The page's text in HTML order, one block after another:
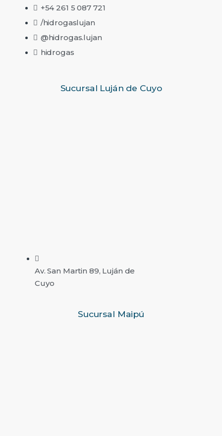
+54 261 5 087 721
/hidrogaslujan
@hidrogas.lujan
hidrogas
Sucursal Luján de Cuyo
Av. San Martin 89, Luján de
Cuyo
Sucursal Maipú